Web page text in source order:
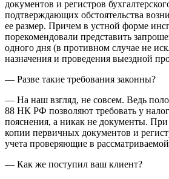
документов и регистров
подтверждающих обстоятельства
ее размер. Причем в устной форме
порекомендовали представить
одного дня (в противном случае не
назначения и проведения выездной
— Разве такие требования законны?
— На наш взгляд, не совсем. Ведь
88 НК РФ позволяют требовать у
пояснения, а никак не документы. При
копии первичных документов и
учета проверяющие в
— Как же поступил ваш клиент?